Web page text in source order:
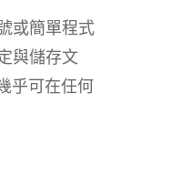
或簡單程式
與儲存文
乎可在任何